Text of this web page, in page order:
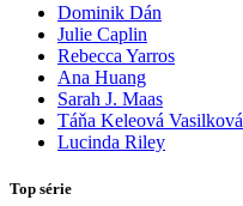
Dominik Dán
Julie Caplin
Rebecca Yarros
Ana Huang
Sarah J. Maas
Táňa Keleová Vasilková
Lucinda Riley
Top série